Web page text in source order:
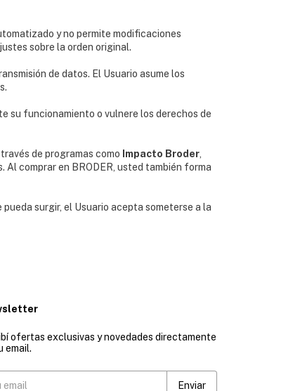
y no permite modificaciones
sobre la orden original.
de datos. El Usuario asume los
su funcionamiento o vulnere los derechos de
de programas como Impacto Broder
comprar en BRODER, usted también forma
surgir, el Usuario acepta someterse a la
ofertas exclusivas y novedades directamente
email.